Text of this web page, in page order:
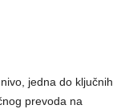
jedna do ključnih
prevoda na